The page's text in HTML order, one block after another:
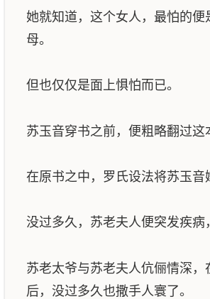
她就知道，这个女人，最怕的便
母。
但也仅仅是面上惧怕而已。
苏玉音穿书之前，便粗略翻过这
在原书之中，罗氏设法将苏玉音
没过多久，苏老夫人便突发疾病
苏老太爷与苏老夫人伉俪情深，
后，没过多久也撒手人寰了。